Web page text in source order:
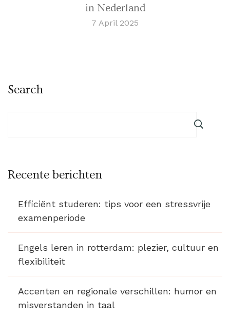
in Nederland
7 April 2025
Search
Recente berichten
Efficiënt studeren: tips voor een stressvrije
examenperiode
Engels leren in rotterdam: plezier, cultuur en
flexibiliteit
Accenten en regionale verschillen: humor en
misverstanden in taal